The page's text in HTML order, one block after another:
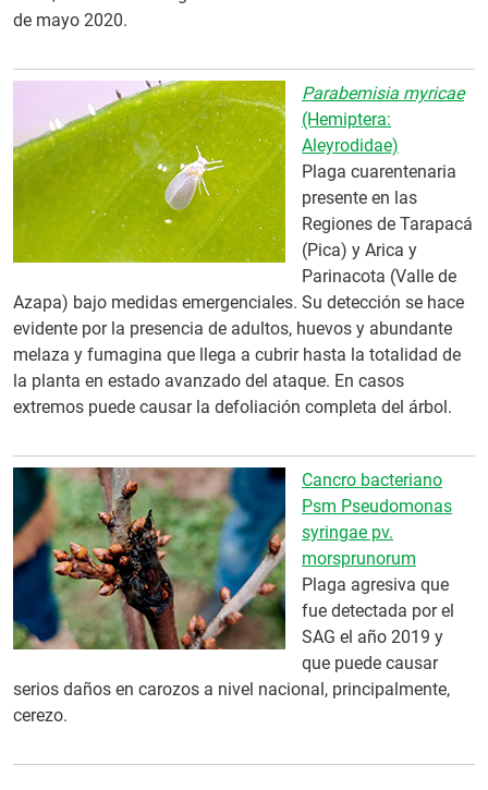
de mayo 2020.
Parabemisia myricae
(Hemiptera:
Aleyrodidae)
Plaga cuarentenaria
presente en las
Regiones de Tarapacá
(Pica) y Arica y
Parinacota (Valle de
Azapa) bajo medidas emergenciales. Su detección se hace
evidente por la presencia de adultos, huevos y abundante
melaza y fumagina que llega a cubrir hasta la totalidad de
la planta en estado avanzado del ataque. En casos
extremos puede causar la defoliación completa del árbol.
Cancro bacteriano
Psm Pseudomonas
syringae pv.
morsprunorum
Plaga agresiva que
fue detectada por el
SAG el año 2019 y
que puede causar
serios daños en carozos a nivel nacional, principalmente,
cerezo.